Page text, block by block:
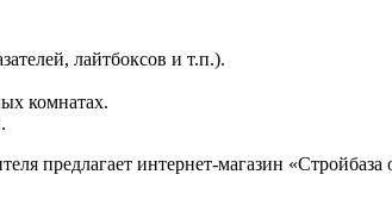
лайтбоксов и т.п.).
комнатах.
предлагает интернет-магазин